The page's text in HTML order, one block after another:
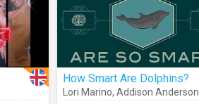
How Smart Are Dolphins?
Lori Marino, Addison Anderson